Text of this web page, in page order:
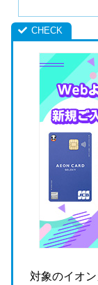
対象のイオ